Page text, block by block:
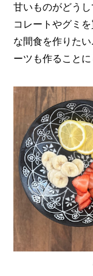
甘いものがどう
コレートやグミ
な間食を作りた
ーツも作ることに